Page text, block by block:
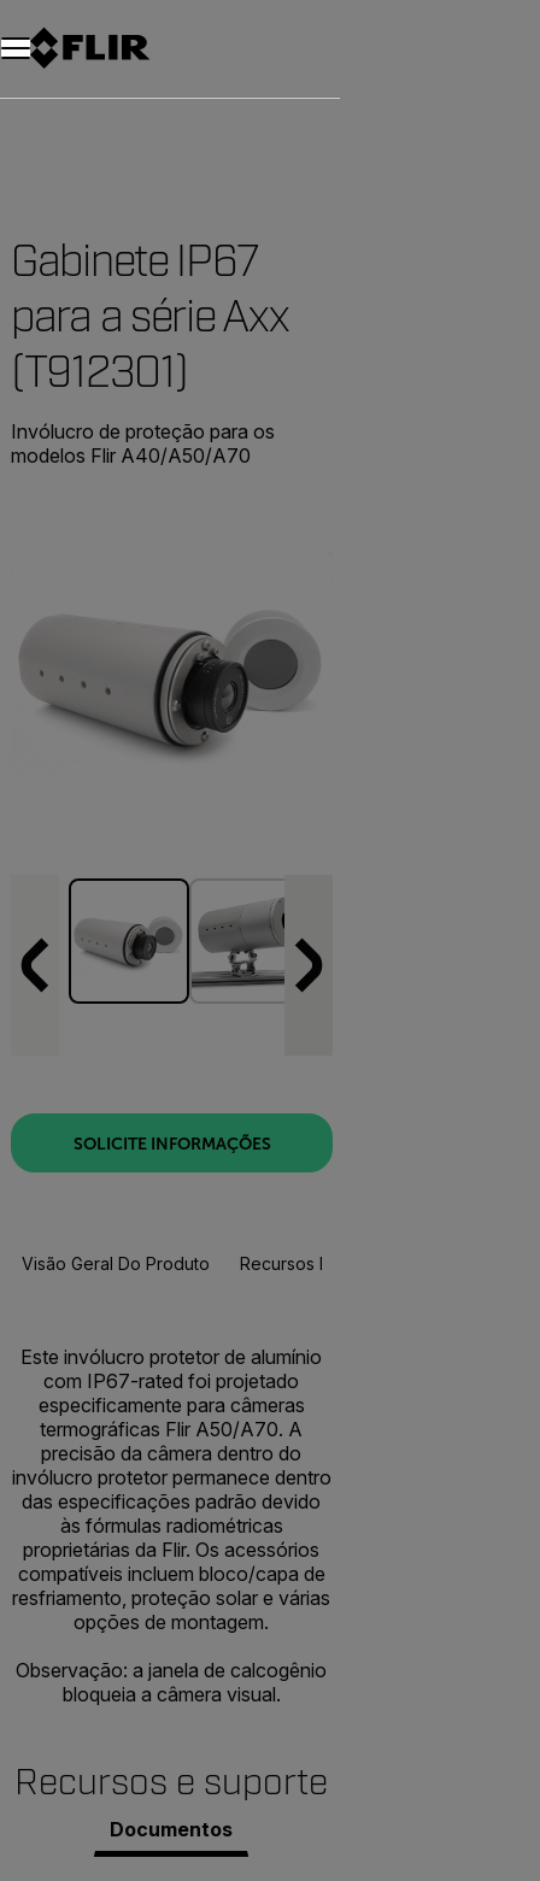
Gabinete IP67
para a série Axx
(T912301)
Invólucro de proteção para os
modelos Flir A40/A50/A70
SOLICITE INFORMAÇÕES
Visão Geral Do Produto Recursos E Suporte
Este invólucro protetor de alumínio
com IP67-rated foi projetado
especificamente para câmeras
termográficas Flir A50/A70. A
precisão da câmera dentro do
invólucro protetor permanece dentro
das especificações padrão devido
às fórmulas radiométricas
proprietárias da Flir. Os acessórios
compatíveis incluem bloco/capa de
resfriamento, proteção solar e várias
opções de montagem.
Observação: a janela de calcogênio
bloqueia a câmera visual.
Recursos e suporte
Documentos